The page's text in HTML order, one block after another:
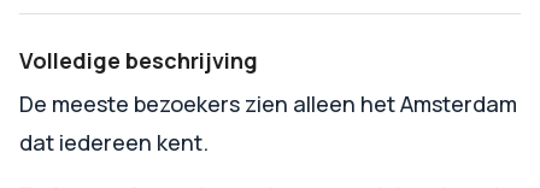
Volledige beschrijving
De meeste bezoekers zien alleen het Amsterdam
dat iedereen kent.